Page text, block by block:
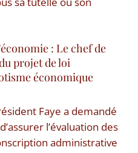
: Le chef de
projet de loi
économique
Faye a demandé
l’évaluation des
administrative